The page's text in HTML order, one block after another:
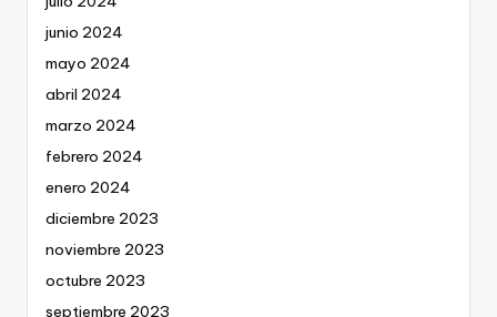
junio 2024
mayo 2024
abril 2024
marzo 2024
febrero 2024
enero 2024
diciembre 2023
noviembre 2023
octubre 2023
septiembre 2023